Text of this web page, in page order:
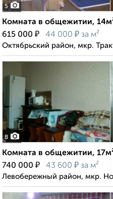
5
Комната в общежитии,
615 000 ₽ 44 000 ₽ за м²
Октябрьский район, мкр.
8
Комната в общежитии,
740 000 ₽ 43 600 ₽ за м²
Левобережный район, мкр.